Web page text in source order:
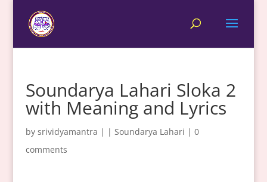
Soundarya Lahari Sloka 2
with Meaning and Lyrics
by srividyamantra | | Soundarya Lahari | 0
comments